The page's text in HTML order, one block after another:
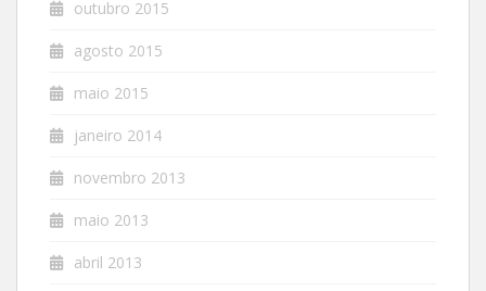
outubro 2015
agosto 2015
maio 2015
janeiro 2014
novembro 2013
maio 2013
abril 2013